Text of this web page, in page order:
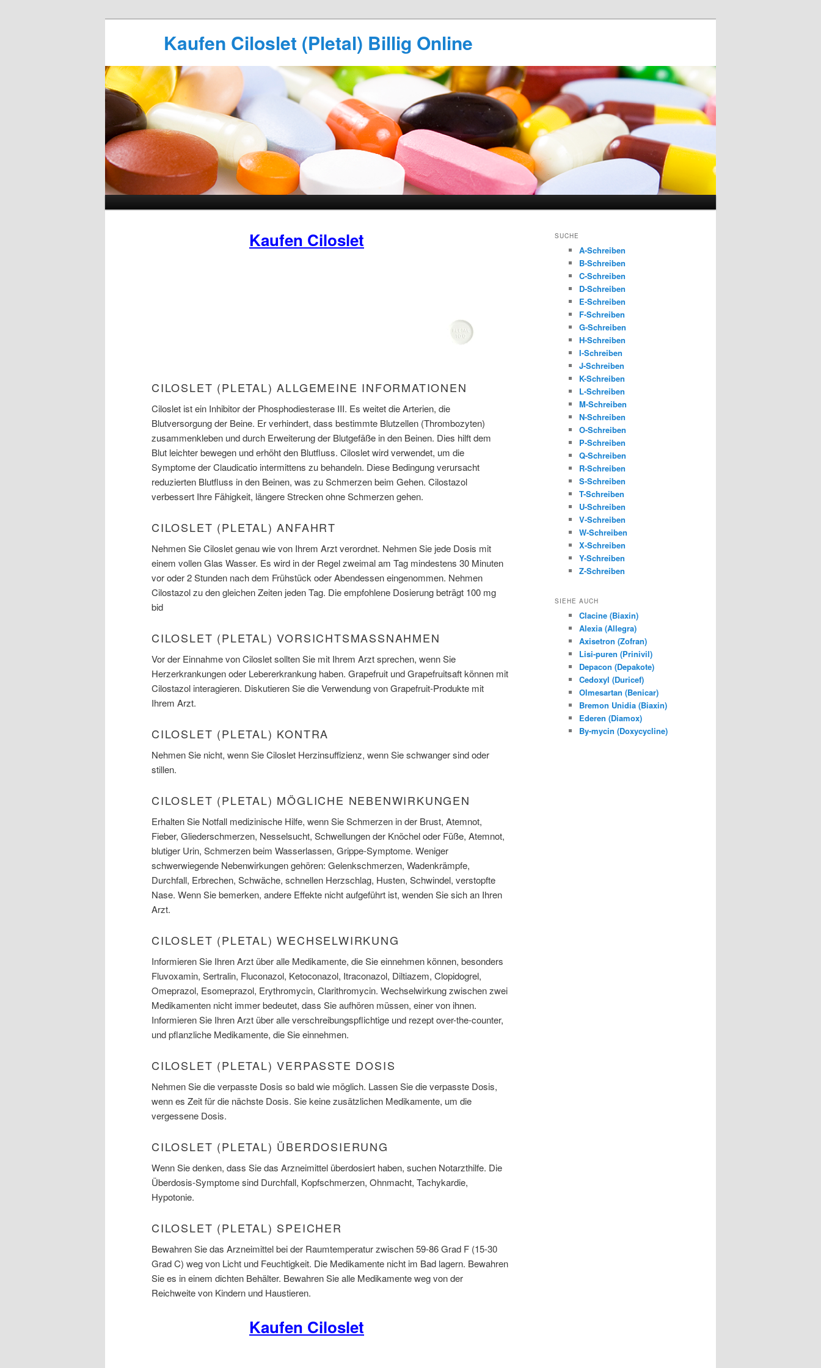
Kaufen Ciloslet (Pletal) Billig Online
Kaufen Ciloslet
CILOSLET (PLETAL) ALLGEMEINE INFORMATIONEN
Ciloslet ist ein Inhibitor der Phosphodiesterase III. Es weitet die Arterien, die
Blutversorgung der Beine. Er verhindert, dass bestimmte Blutzellen (Thrombozyten)
zusammenkleben und durch Erweiterung der Blutgefäße in den Beinen. Dies hilft dem
Blut leichter bewegen und erhöht den Blutfluss. Ciloslet wird verwendet, um die
Symptome der Claudicatio intermittens zu behandeln. Diese Bedingung verursacht
reduzierten Blutfluss in den Beinen, was zu Schmerzen beim Gehen. Cilostazol
verbessert Ihre Fähigkeit, längere Strecken ohne Schmerzen gehen.
CILOSLET (PLETAL) ANFAHRT
Nehmen Sie Ciloslet genau wie von Ihrem Arzt verordnet. Nehmen Sie jede Dosis mit
einem vollen Glas Wasser. Es wird in der Regel zweimal am Tag mindestens 30 Minuten
vor oder 2 Stunden nach dem Frühstück oder Abendessen eingenommen. Nehmen
Cilostazol zu den gleichen Zeiten jeden Tag. Die empfohlene Dosierung beträgt 100 mg
bid
CILOSLET (PLETAL) VORSICHTSMASSNAHMEN
Vor der Einnahme von Ciloslet sollten Sie mit Ihrem Arzt sprechen, wenn Sie
Herzerkrankungen oder Lebererkrankung haben. Grapefruit und Grapefruitsaft können mit
Cilostazol interagieren. Diskutieren Sie die Verwendung von Grapefruit-Produkte mit
Ihrem Arzt.
CILOSLET (PLETAL) KONTRA
Nehmen Sie nicht, wenn Sie Ciloslet Herzinsuffizienz, wenn Sie schwanger sind oder
stillen.
CILOSLET (PLETAL) MÖGLICHE NEBENWIRKUNGEN
Erhalten Sie Notfall medizinische Hilfe, wenn Sie Schmerzen in der Brust, Atemnot,
Fieber, Gliederschmerzen, Nesselsucht, Schwellungen der Knöchel oder Füße, Atemnot,
blutiger Urin, Schmerzen beim Wasserlassen, Grippe-Symptome. Weniger
schwerwiegende Nebenwirkungen gehören: Gelenkschmerzen, Wadenkrämpfe,
Durchfall, Erbrechen, Schwäche, schnellen Herzschlag, Husten, Schwindel, verstopfte
Nase. Wenn Sie bemerken, andere Effekte nicht aufgeführt ist, wenden Sie sich an Ihren
Arzt.
CILOSLET (PLETAL) WECHSELWIRKUNG
Informieren Sie Ihren Arzt über alle Medikamente, die Sie einnehmen können, besonders
Fluvoxamin, Sertralin, Fluconazol, Ketoconazol, Itraconazol, Diltiazem, Clopidogrel,
Omeprazol, Esomeprazol, Erythromycin, Clarithromycin. Wechselwirkung zwischen zwei
Medikamenten nicht immer bedeutet, dass Sie aufhören müssen, einer von ihnen.
Informieren Sie Ihren Arzt über alle verschreibungspflichtige und rezept over-the-counter,
und pflanzliche Medikamente, die Sie einnehmen.
CILOSLET (PLETAL) VERPASSTE DOSIS
Nehmen Sie die verpasste Dosis so bald wie möglich. Lassen Sie die verpasste Dosis,
wenn es Zeit für die nächste Dosis. Sie keine zusätzlichen Medikamente, um die
vergessene Dosis.
CILOSLET (PLETAL) ÜBERDOSIERUNG
Wenn Sie denken, dass Sie das Arzneimittel überdosiert haben, suchen Notarzthilfe. Die
Überdosis-Symptome sind Durchfall, Kopfschmerzen, Ohnmacht, Tachykardie,
Hypotonie.
CILOSLET (PLETAL) SPEICHER
Bewahren Sie das Arzneimittel bei der Raumtemperatur zwischen 59-86 Grad F (15-30
Grad C) weg von Licht und Feuchtigkeit. Die Medikamente nicht im Bad lagern. Bewahren
Sie es in einem dichten Behälter. Bewahren Sie alle Medikamente weg von der
Reichweite von Kindern und Haustieren.
Kaufen Ciloslet
SUCHE
A-Schreiben
B-Schreiben
C-Schreiben
D-Schreiben
E-Schreiben
F-Schreiben
G-Schreiben
H-Schreiben
I-Schreiben
J-Schreiben
K-Schreiben
L-Schreiben
M-Schreiben
N-Schreiben
O-Schreiben
P-Schreiben
Q-Schreiben
R-Schreiben
S-Schreiben
T-Schreiben
U-Schreiben
V-Schreiben
W-Schreiben
X-Schreiben
Y-Schreiben
Z-Schreiben
SIEHE AUCH
Clacine (Biaxin)
Alexia (Allegra)
Axisetron (Zofran)
Lisi-puren (Prinivil)
Depacon (Depakote)
Cedoxyl (Duricef)
Olmesartan (Benicar)
Bremon Unidia (Biaxin)
Ederen (Diamox)
By-mycin (Doxycycline)